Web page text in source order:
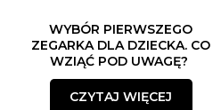
WYBÓR PIERWSZEGO
ZEGARKA DLA DZIECKA. CO
WZIĄĆ POD UWAGĘ?
CZYTAJ WIĘCEJ